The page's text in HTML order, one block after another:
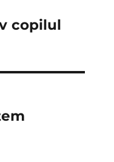
copilul